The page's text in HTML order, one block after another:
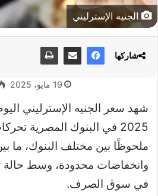
الجنيه الإسترليني
19 مايو، 2025
2025 في البنوك المصرية
ملحوظًا بين مختلف البنوك، ما
وانخفاضات محدودة، وسط حالة
في سوق الصرف.
شاركها